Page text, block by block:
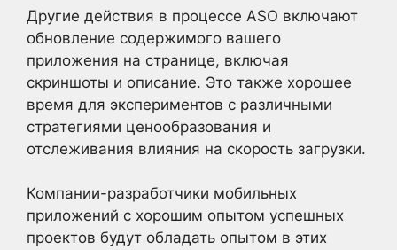
Другие действия в процессе ASO включают
обновление содержимого вашего
приложения на странице, включая
скриншоты и описание. Это также хорошее
время для экспериментов с различными
стратегиями ценообразования и
отслеживания влияния на скорость загрузки.
Компании-разработчики мобильных
приложений с хорошим опытом успешных
проектов будут обладать опытом в этих